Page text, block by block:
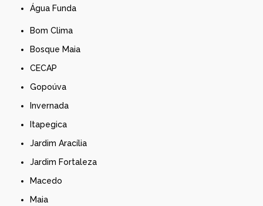
Água Funda
Bom Clima
Bosque Maia
CECAP
Gopoúva
Invernada
Itapegica
Jardim Aracília
Jardim Fortaleza
Macedo
Maia